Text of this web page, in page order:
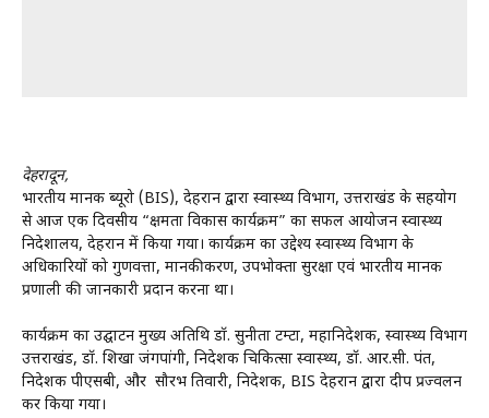
देहरादून,
भारतीय मानक ब्यूरो (BIS), देहरादून द्वारा स्वास्थ्य विभाग, उत्तराखंड के सहयोग
से आज एक दिवसीय “क्षमता विकास कार्यक्रम” का सफल आयोजन स्वास्थ्य
निदेशालय, देहरादून में किया गया। कार्यक्रम का उद्देश्य स्वास्थ्य विभाग के
अधिकारियों को गुणवत्ता, मानकीकरण, उपभोक्ता सुरक्षा एवं भारतीय मानक
प्रणाली की जानकारी प्रदान करना था।
कार्यक्रम का उद्घाटन मुख्य अतिथि डॉ. सुनीता टम्टा, महानिदेशक, स्वास्थ्य विभाग
उत्तराखंड, डॉ. शिखा जंगपांगी, निदेशक चिकित्सा स्वास्थ्य, डॉ. आर.सी. पंत,
निदेशक पीएसबी, और सौरभ तिवारी, निदेशक, BIS देहरादून द्वारा दीप प्रज्वलन
कर किया गया।